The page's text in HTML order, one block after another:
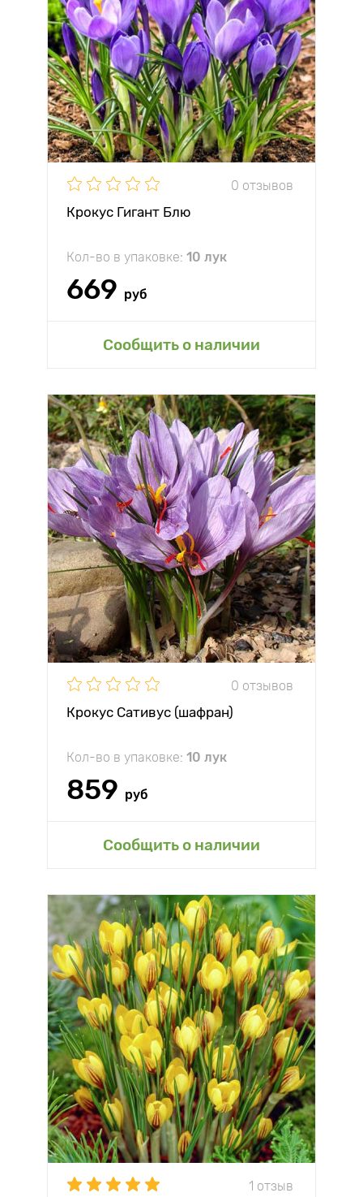
0 отзывов
Крокус Гигант Блю
Кол-во в упаковке: 10 лук
669 руб
Сообщить о наличии
0 отзывов
Крокус Сативус (шафран)
Кол-во в упаковке: 10 лук
859 руб
Сообщить о наличии
1 отзыв